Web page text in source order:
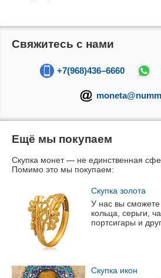
Свяжитесь с нами
+7(968)436–6660
Ещё мы покупаем
Скупка монет — не единственная
Помимо это мы покупаем:
Скупка золота
У нас вы
кольца, серьги,
портсигары и
Скупка икон